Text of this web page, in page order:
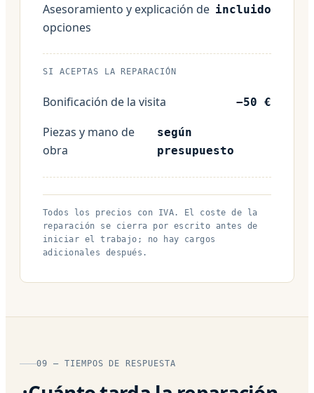
Asesoramiento y explicación de
opciones
incluido
SI ACEPTAS LA REPARACIÓN
Bonificación de la visita −50 €
Piezas y mano de
obra
según
presupuesto
Todos los precios con IVA. El coste de la
reparación se cierra por escrito antes de
iniciar el trabajo; no hay cargos
adicionales después.
09 — TIEMPOS DE RESPUESTA